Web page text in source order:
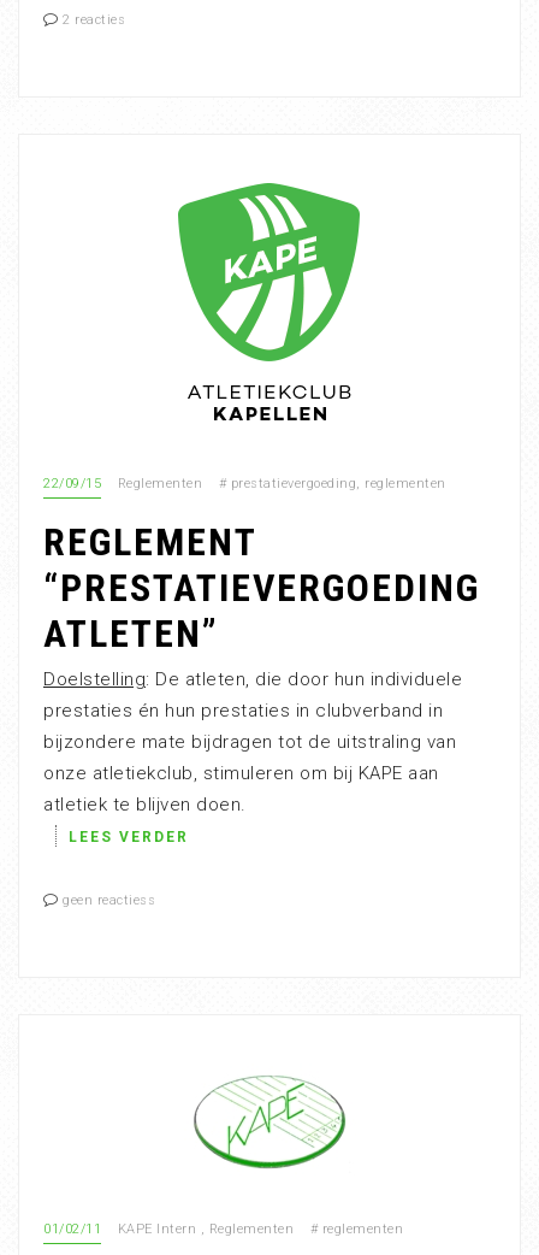
2 reacties
22/09/15 Reglementen # prestatievergoeding, reglementen
REGLEMENT
“PRESTATIEVERGOEDING
ATLETEN”
Doelstelling: De atleten, die door hun individuele
prestaties én hun prestaties in clubverband in
bijzondere mate bijdragen tot de uitstraling van
onze atletiekclub, stimuleren om bij KAPE aan
atletiek te blijven doen.
LEES VERDER
geen reactiess
01/02/11 KAPE Intern , Reglementen # reglementen